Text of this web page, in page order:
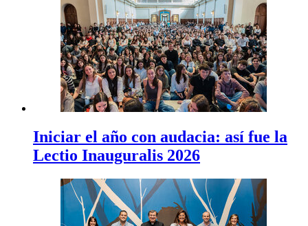
Iniciar el año con audacia: así fue la
Lectio Inauguralis 2026